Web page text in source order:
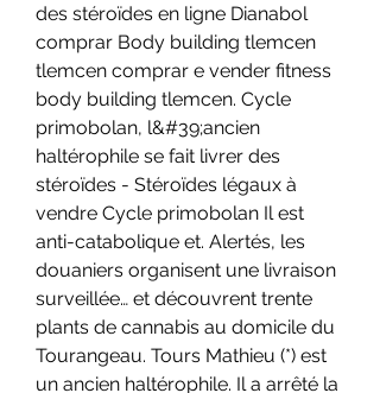
des stéroïdes en ligne Dianabol
comprar Body building tlemcen
tlemcen comprar e vender fitness
body building tlemcen. Cycle
primobolan, l&#39;ancien
haltérophile se fait livrer des
stéroïdes - Stéroïdes légaux à
vendre Cycle primobolan Il est
anti-catabolique et. Alertés, les
douaniers organisent une livraison
surveillée… et découvrent trente
plants de cannabis au domicile du
Tourangeau. Tours Mathieu (*) est
un ancien haltérophile. Il a arrêté la